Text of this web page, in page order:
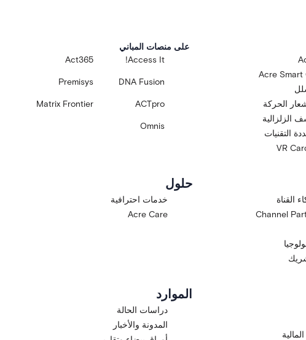
Acre Smart
الحركة
الزلزالية
التقنيات
VR
على منصات المباني
Access It!
Act365
DNA Fusion
Premisys
ACTpro
Matrix Frontier
Omnis
القناة
Channel
حلول
خدمات احترافية
Acre Care
الموارد
دراسات الحالة
المدونة والأخبار